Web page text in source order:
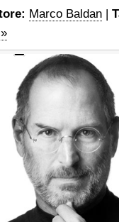
Marco Baldan |